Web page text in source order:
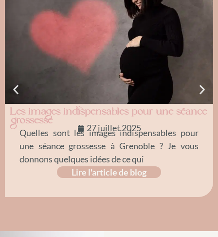
Les images indispensables pour une séance
grossesse 27 juillet 2025
Quelles sont les images indispensables pour
une séance grossesse à Grenoble ? Je vous
donnons quelques idées de ce qui
Lire l'article de blog